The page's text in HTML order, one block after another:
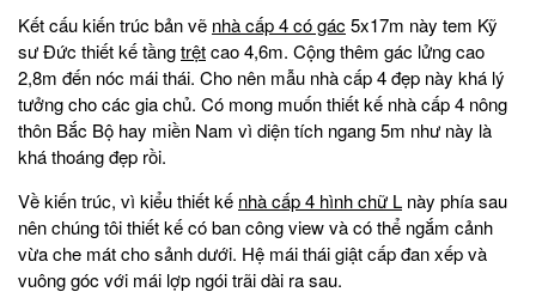
Kết cấu kiến trúc bản vẽ nhà cấp 4 có gác 5x17m này tem Kỹ
sư Đức thiết kế tầngtrệtcao 4,6m. Cộng thêm gác lửng cao
2,8m đến nóc mái thái. Cho nên mẫu nhà cấp 4 đẹp này khá lý
tưởng cho các gia chủ. Có mong muốn thiết kế nhà cấp 4 nông
thôn Bắc Bộ hay miền Nam vì diện tích ngang 5m như này là
khá thoáng đẹp rồi.
Về kiến trúc, vì kiểu thiết kế nhà cấp 4 hình chữ L này phía sau
nên chúng tôi thiết kế có ban công view và có thể ngắm cảnh
vừa che mát cho sảnh dưới. Hệ mái thái giật cấp đan xếp và
vuông góc với mái lợp ngói trãi dài ra sau.